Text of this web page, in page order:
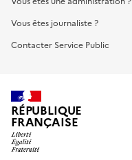
Vous êtes journaliste ?
Contacter Service Public
RÉPUBLIQUE
FRANÇAISE